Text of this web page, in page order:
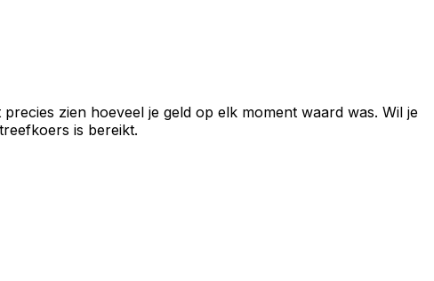
zien hoeveel je geld op elk moment waard was. Wil je
is bereikt.